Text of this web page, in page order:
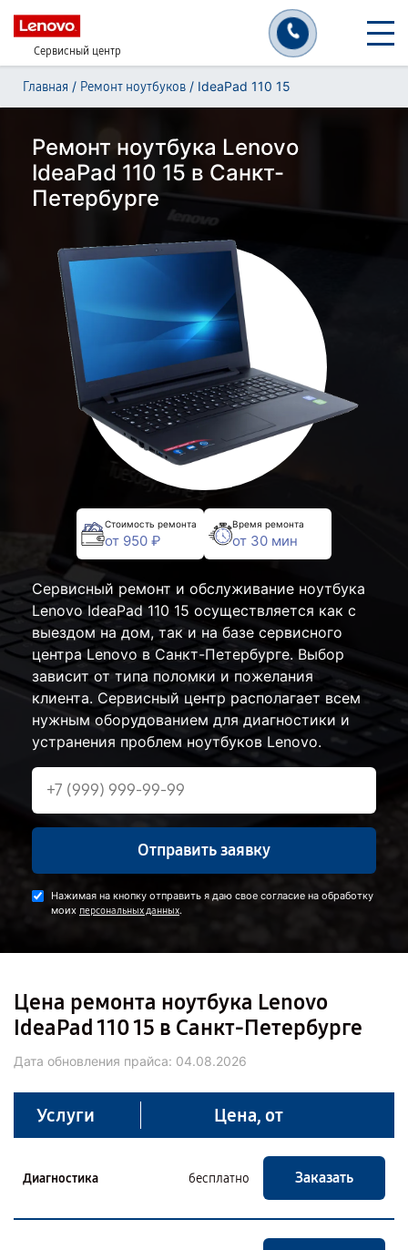
Сервисный центр
Главная / Ремонт ноутбуков / IdeaPad 110 15
Ремонт ноутбука Lenovo
IdeaPad 110 15 в Санкт-
Петербурге
Стоимость ремонта
от 950 ₽
Время ремонта
от 30 мин
Сервисный ремонт и обслуживание ноутбука
Lenovo IdeaPad 110 15 осуществляется как с
выездом на дом, так и на базе сервисного
центра Lenovo в Санкт-Петербурге. Выбор
зависит от типа поломки и пожелания
клиента. Сервисный центр располагает всем
нужным оборудованием для диагностики и
устранения проблем ноутбуков Lenovo.
Отправить заявку
Нажимая на кнопку отправить я даю свое согласие на обработку
моих персональных данных.
Цена ремонта ноутбука Lenovo
IdeaPad 110 15 в Санкт-Петербурге
Дата обновления прайса: 04.08.2026
Услуги Цена, от
Диагностика бесплатно Заказать